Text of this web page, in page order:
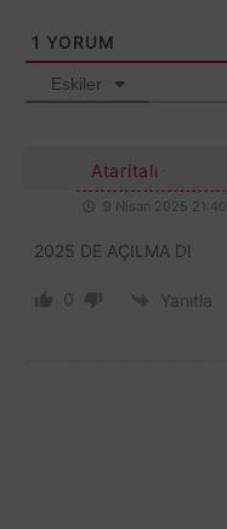
1 YORUM
Eskiler
Ataritalı
9 Nisan 2025 21:40
2025 DE AÇILMA DI
0 Yanıtla